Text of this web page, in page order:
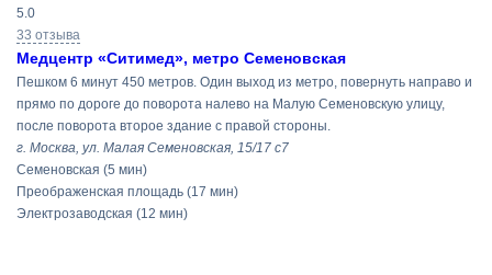
5.0
33 отзыва
Медцентр «Ситимед», метро Семеновская
Пешком 6 минут 450 метров. Один выход из метро, повернуть направо и
прямо по дороге до поворота налево на Малую Семеновскую улицу,
после поворота второе здание с правой стороны.
г. Москва, ул. Малая Семеновская, 15/17 с7
Семеновская (5 мин)
Преображенская площадь (17 мин)
Электрозаводская (12 мин)